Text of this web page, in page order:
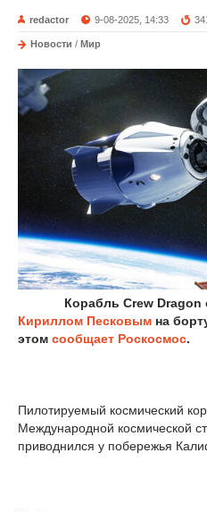
redactor 9-08-2025, 14:33
Новости / Мир
Корабль Crew Dragon с
Кириллом Песковым на
этом сообщает Роскосмос.
Пилотируемый космический
Международной космической
приводнился у побережья